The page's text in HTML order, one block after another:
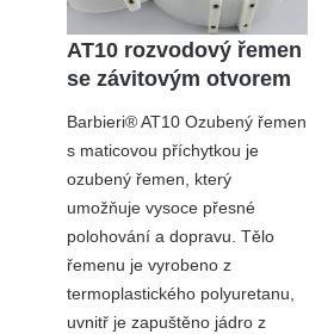
AT10 rozvodový řemen
se závitovým otvorem
Barbieri® AT10 Ozubený řemen
s maticovou příchytkou je
ozubený řemen, který
umožňuje vysoce přesné
polohování a dopravu. Tělo
řemenu je vyrobeno z
termoplastického polyuretanu,
uvnitř je zapuštěno jádro z